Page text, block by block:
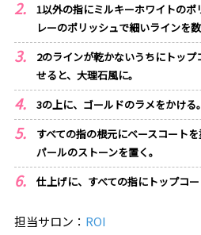
1以外の指にミルキーホワイトの
レーのポリッシュで細いラインを数
2のラインが乾かないうちにトッ
せると、大理石風に。
3の上に、ゴールドのラメをかける。
すべての指の根元にベースコート
パールのストーンを置く。
仕上げに、すべての指にトップコー
担当サロン： ROI